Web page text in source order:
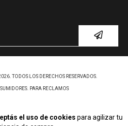
el uso de cookies para agilizar tu
TODOS LOS DERECHOS RESERVADOS.
PARA RECLAMOS